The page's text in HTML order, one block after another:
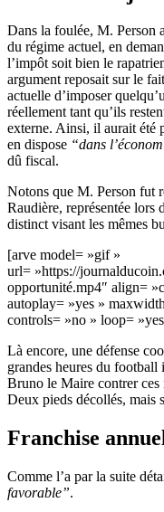
Dans la foulée, M. Person
du régime actuel, en
l’impôt soit bien le
argument reposait sur le
actuelle d’imposer
réellement tant qu’ils
externe. Ainsi, il aurait été
en dispose “dans
dû fiscal.
Notons que M. Person fut
Raudière, représentée lors
distinct visant les mêmes
[arve model= »gif »
url= »https://
opportunité.mp4″ align=
autoplay= »yes »
controls= »no » loop=
Là encore, une défense
grandes heures du
Bruno le Maire contrer ces
Deux pieds décollés, mais
Franchise
Comme l’a par la suite
favorable”.